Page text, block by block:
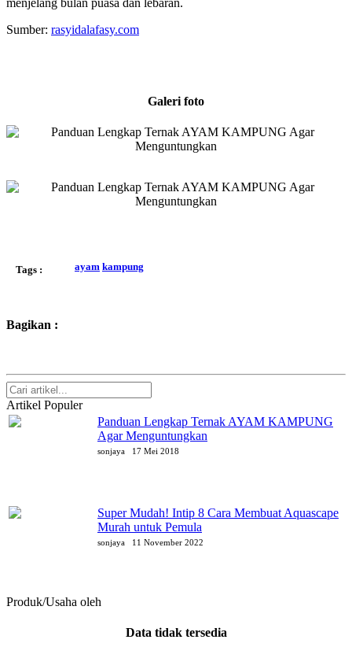
Sumber: rasyidalafasy.com
Galeri foto
Tags : ayam kampung
Bagikan :
Artikel Populer
Panduan Lengkap Ternak AYAM KAMPUNG
Agar Menguntungkan
sonjaya 17 Mei 2018
Super Mudah! Intip 8 Cara Membuat Aquascape
Murah untuk Pemula
sonjaya 11 November 2022
Produk/Usaha oleh
Data tidak tersedia